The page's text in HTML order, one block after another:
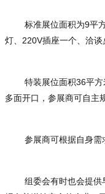
标准展位面积为9平
灯、220V插座一个、洽谈
特装展位面积36平
多面开口，参展商可自主
参展商可根据自身需
组委会有时也会提